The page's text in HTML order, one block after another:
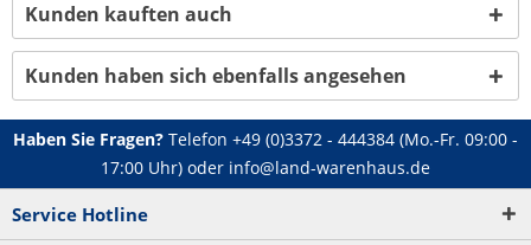
Kunden kauften auch
Kunden haben sich ebenfalls angesehen
Haben Sie Fragen? Telefon +49 (0)3372 - 444384 (Mo.-Fr. 09:00 -
17:00 Uhr) oder info@land-warenhaus.de
Service Hotline